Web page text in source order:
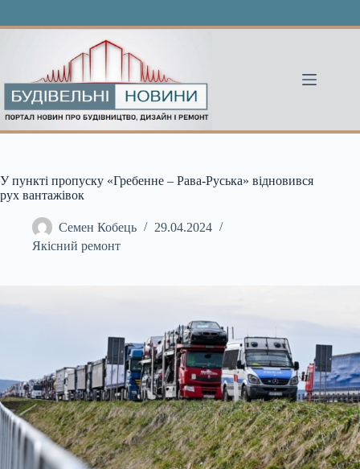
У пункті пропуску «Гребенне – Рава-Руська» відновився
рух вантажівок
Семен Кобець
29.04.2024
Якісний ремонт